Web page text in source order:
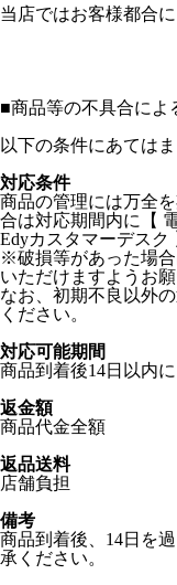
当店ではお客様都合
■商品等の不具合によ
以下の条件にあては
対応条件
商品の管理には万全
合は対応期間内に【
Edyカスタマーデスク
※破損等があった場
いただけますようお
なお、初期不良以外
ください。
対応可能期間
商品到着後14日以内
返金額
商品代金全額
返品送料
店舗負担
備考
商品到着後、14日を
承ください。